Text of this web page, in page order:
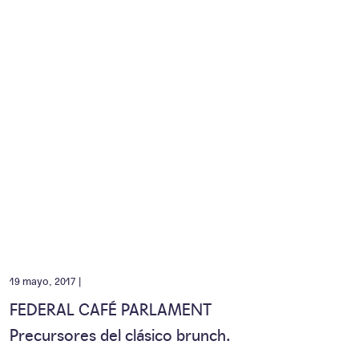
19 mayo, 2017 |
FEDERAL CAFÉ PARLAMENT
Precursores del clásico brunch.